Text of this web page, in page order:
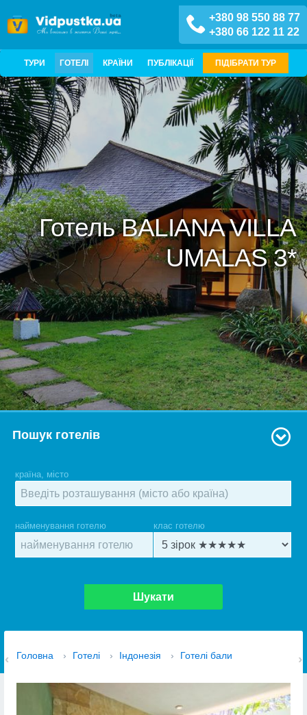
+380 98 550 88 77
+380 66 122 11 22
ТУРИ ГОТЕЛІ КРАЇНИ ПУБЛІКАЦІЇ ПІДІБРАТИ ТУР
Готель BALIANA VILLA
UMALAS 3*
Пошук готелів
країна, місто
найменування готелю клас готелю
Шукати
Головна › Готелі › Індонезія › Готелі бали